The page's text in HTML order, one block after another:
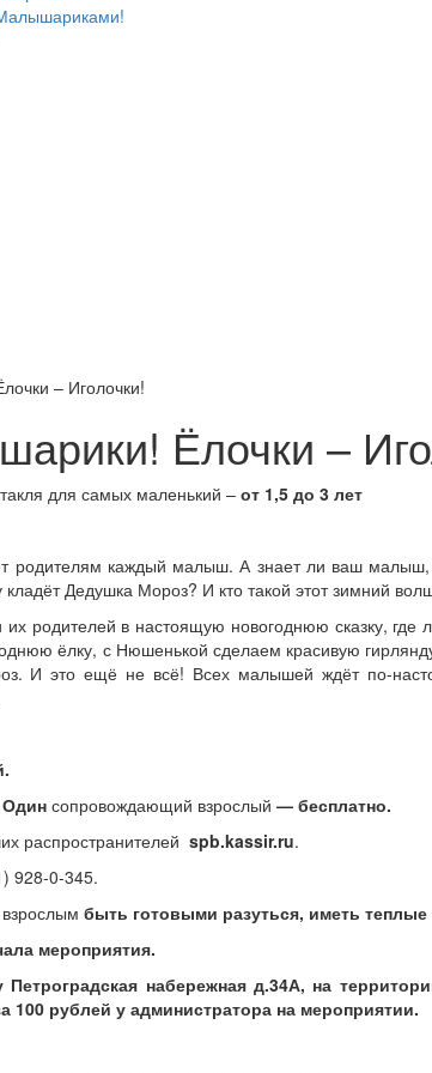
– Иголочки!
Ёлочки –
для самых маленький – от 1,5 до 3 лет
родителям каждый малыш. А знает ли ваш
Дедушка Мороз? И кто такой этот зимний
родителей в настоящую новогоднюю сказку,
ёлку, с Нюшенькой сделаем красивую
И это ещё не всё! Всех малышей ждёт по-
Один сопровождающий взрослый — бесплатно.
распространителей spb.kassir.ru.
928-0-345.
быть готовыми разуться, иметь
мероприятия.
набережная д.34А, на
100 рублей у администратора на мероприятии.